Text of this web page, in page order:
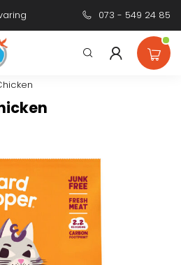
Persoonlijk
073 - 549 24 85